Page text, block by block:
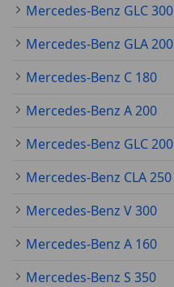
Mercedes-Benz GLC 300
Mercedes-Benz GLA 200
Mercedes-Benz C 180
Mercedes-Benz A 200
Mercedes-Benz GLC 200
Mercedes-Benz CLA 250
Mercedes-Benz V 300
Mercedes-Benz A 160
Mercedes-Benz S 350